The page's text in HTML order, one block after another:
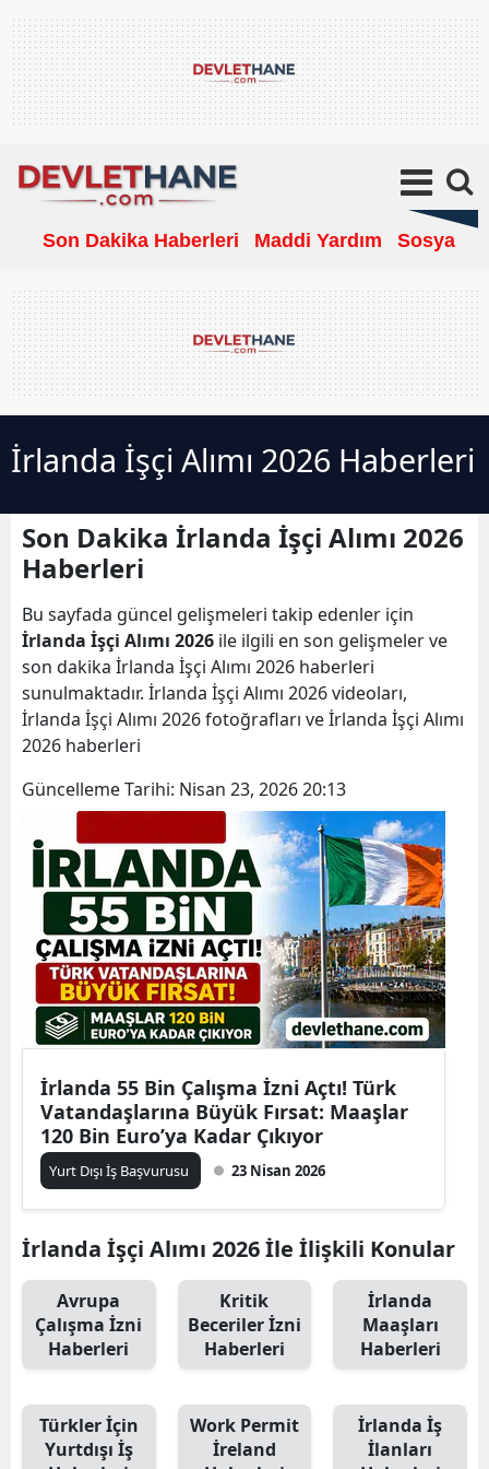
Son Dakika Haberleri Maddi Yardım Sosyal
İrlanda İşçi Alımı 2026 Haberleri
Son Dakika İrlanda İşçi Alımı 2026
Haberleri
Bu sayfada güncel gelişmeleri takip edenler için
İrlanda İşçi Alımı 2026 ile ilgili en son gelişmeler ve
son dakika İrlanda İşçi Alımı 2026 haberleri
sunulmaktadır. İrlanda İşçi Alımı 2026 videoları,
İrlanda İşçi Alımı 2026 fotoğrafları ve İrlanda İşçi Alımı
2026 haberleri
Güncelleme Tarihi: Nisan 23, 2026 20:13
İrlanda 55 Bin Çalışma İzni Açtı! Türk
Vatandaşlarına Büyük Fırsat: Maaşlar
120 Bin Euro’ya Kadar Çıkıyor
Yurt Dışı İş Başvurusu 23 Nisan 2026
İrlanda İşçi Alımı 2026 İle İlişkili Konular
Avrupa
Çalışma İzni
Haberleri
Kritik
Beceriler İzni
Haberleri
İrlanda
Maaşları
Haberleri
Türkler İçin
Yurtdışı İş
Work Permit
İreland
İrlanda İş
İlanları